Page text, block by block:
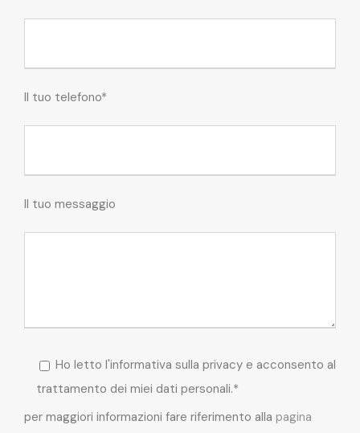
Il tuo telefono*
Il tuo messaggio
Ho letto l'informativa sulla privacy e acconsento al
trattamento dei miei dati personali.*
per maggiori informazioni fare riferimento alla pagina